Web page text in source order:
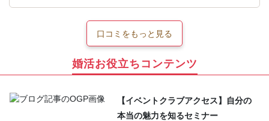
口コミをもっと見る
婚活お役立ちコンテンツ
【イベントクラブアクセス】自分の
本当の魅力を知るセミナー